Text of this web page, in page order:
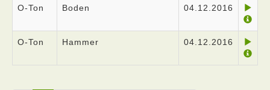
O-Ton Boden 04.12.2016
O-Ton Hammer 04.12.2016